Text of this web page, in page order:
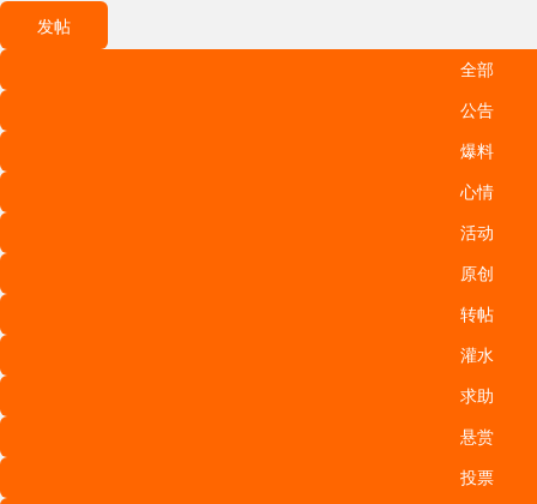
发帖
全部
公告
爆料
心情
活动
原创
转帖
灌水
求助
悬赏
投票